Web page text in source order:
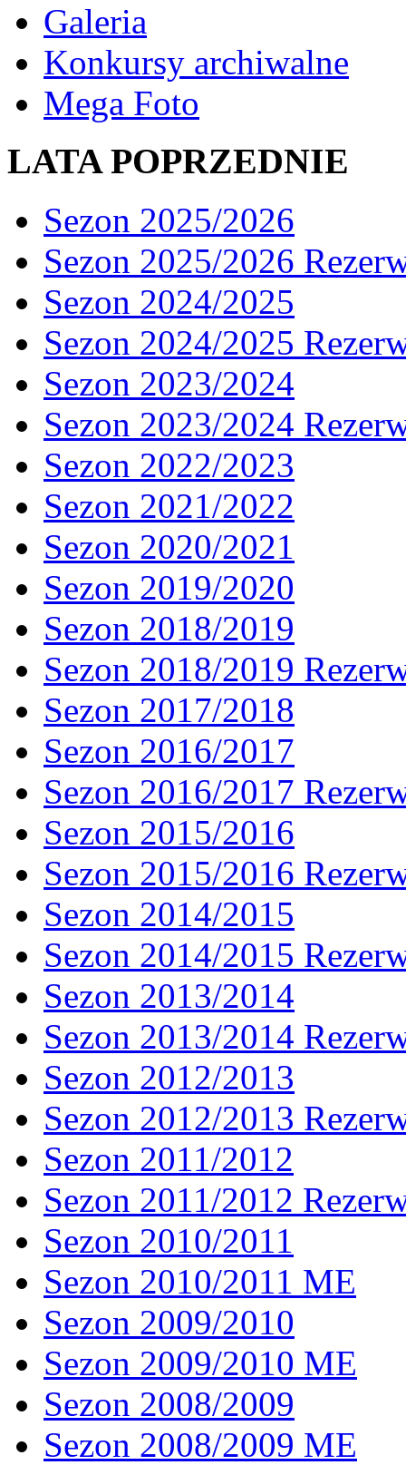
Galeria
Konkursy archiwalne
Mega Foto
LATA POPRZEDNIE
Sezon 2025/2026
Sezon 2025/2026
Sezon 2024/2025
Sezon 2024/2025
Sezon 2023/2024
Sezon 2023/2024
Sezon 2022/2023
Sezon 2021/2022
Sezon 2020/2021
Sezon 2019/2020
Sezon 2018/2019
Sezon 2018/2019
Sezon 2017/2018
Sezon 2016/2017
Sezon 2016/2017
Sezon 2015/2016
Sezon 2015/2016
Sezon 2014/2015
Sezon 2014/2015
Sezon 2013/2014
Sezon 2013/2014
Sezon 2012/2013
Sezon 2012/2013
Sezon 2011/2012
Sezon 2011/2012
Sezon 2010/2011
Sezon 2010/2011 ME
Sezon 2009/2010
Sezon 2009/2010 ME
Sezon 2008/2009
Sezon 2008/2009 ME